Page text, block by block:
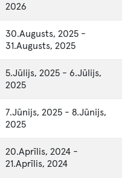
2026
30.Augusts, 2025 -
31.Augusts, 2025
5.Jūlijs, 2025 - 6.Jūlijs,
2025
7.Jūnijs, 2025 - 8.Jūnijs,
2025
20.Aprīlis, 2024 -
21.Aprīlis, 2024